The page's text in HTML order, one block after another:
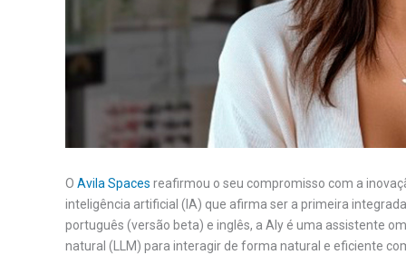
O Avila Spaces reafirmou o seu compromisso com a
inteligência artificial (IA) que afirma ser a primeira
português (versão beta) e inglês, a Aly é uma assistente
natural (LLM) para interagir de forma natural e eficiente